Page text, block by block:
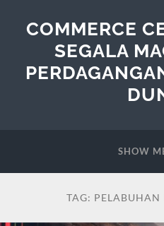
COMMERCE
SEGALA
SHOW
TAG: PELABUHAN